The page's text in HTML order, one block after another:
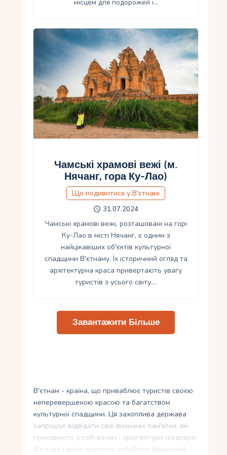
місцем для подорожей і…
Чамські храмові вежі (м.
Нячанг, гора Ку-Лао)
Що подивитися у В'єтнамі
31.07.2024
Чамські храмові вежі, розташовані на горі
Ку-Лао в місті Нячанг, є одним з
найцікавіших об'єктів культурної
спадщини В'єтнаму. Їх історичний огляд та
архітектурна краса привертають увагу
туристів з усього світу.…
Завантажити Більше
В'єтнам - країна, що приваблює туристів своєю
неперевершеною красою та багатством
культурної спадщини. Ця захоплива держава
запрошує відвідати свої визначні пам'ятки, які
приховують у собі велич і архітектурні шедеври.
В'єтнам також пропонує незабутні враження